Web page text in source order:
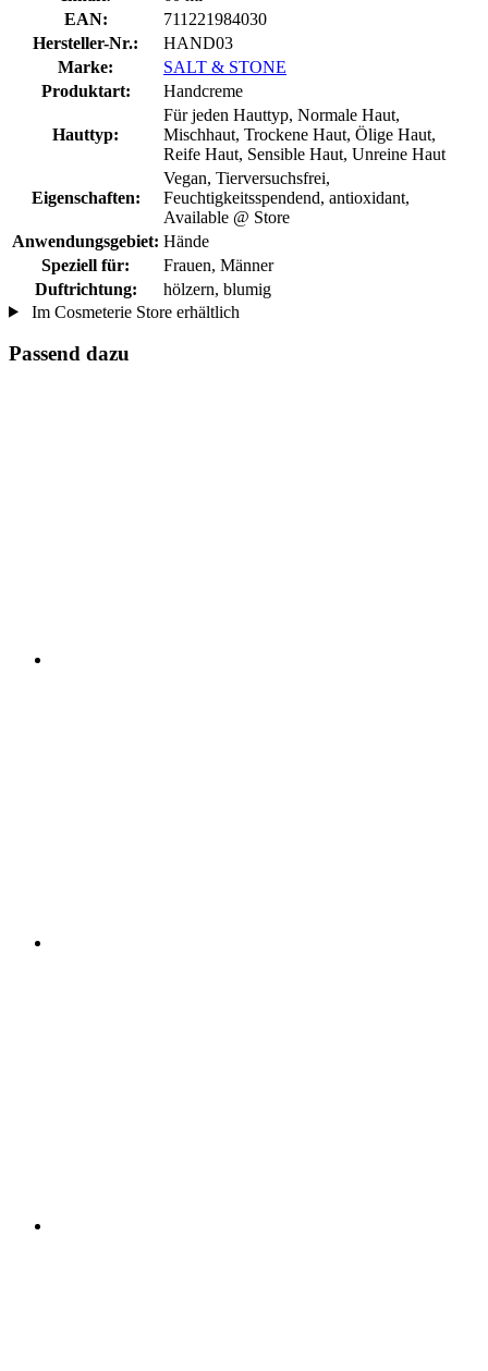
EAN:
711221984030
Hersteller-Nr.:
HAND03
Marke:
SALT & STONE
Produktart:
Handcreme
Hauttyp:
Für jeden Hauttyp, Normale Haut,
Mischhaut, Trockene Haut, Ölige Haut,
Reife Haut, Sensible Haut, Unreine Haut
Eigenschaften:
Vegan, Tierversuchsfrei,
Feuchtigkeitsspendend, antioxidant,
Available @ Store
Anwendungsgebiet: Hände
Speziell für:
Frauen, Männer
Duftrichtung:
hölzern, blumig
Im Cosmeterie Store erhältlich
Passend dazu